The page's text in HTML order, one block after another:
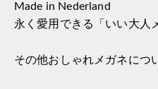
Made in Nederland
永く愛用できる「いい大人
その他おしゃれメガネにつ